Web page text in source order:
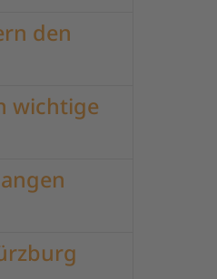
den
wichtige